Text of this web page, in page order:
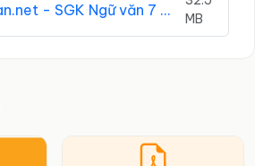
TaiLieuChuan.net - SGK Ngữ văn 7 Tập 2 - Kết Nối Tri Thức.pdf
MB